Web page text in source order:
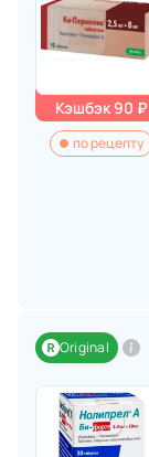
Кэшбэк 90 ₽
по рецепту
Original